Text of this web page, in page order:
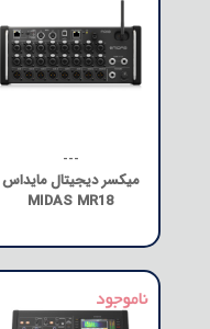
---
میکسر دیجیتال مایداس
MIDAS MR18